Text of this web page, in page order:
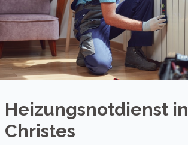
Heizungsnotdienst in
Christes